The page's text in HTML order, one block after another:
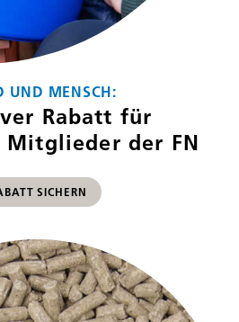
UND MENSCH:
Rabatt für
Mitglieder der FN
SICHERN